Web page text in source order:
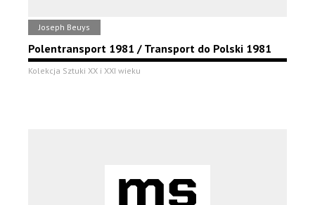
Joseph Beuys
Polentransport 1981 / Transport do Polski 1981
Kolekcja Sztuki XX i XXI wieku